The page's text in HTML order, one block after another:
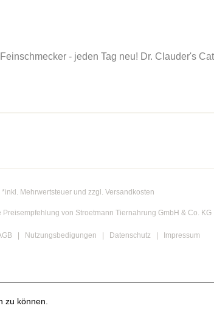
- jeden Tag neu! Dr. Clauder's
*inkl. Mehrwertsteuer und zzgl. Versandkosten
von Stroetmann Tiernahrung GmbH & Co. KG
Nutzungsbedigungen Datenschutz Impressum
zu können.